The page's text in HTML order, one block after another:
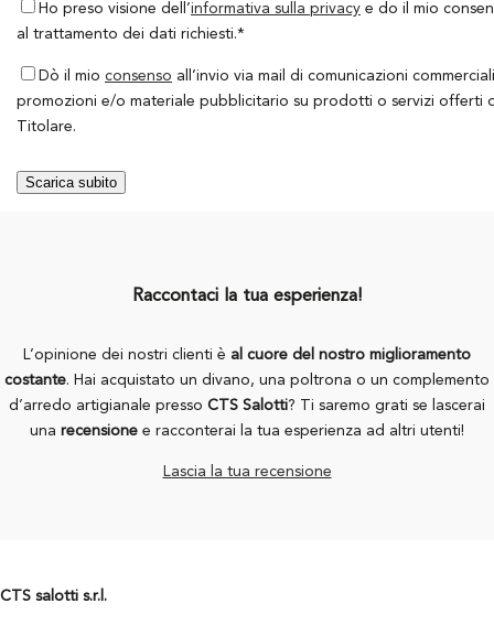
Ho preso visione dell’informativa sulla privacy e do il mio
al trattamento dei dati richiesti.*
Dò il mio consenso all’invio via mail di comunicazioni
promozioni e/o materiale pubblicitario su prodotti o servizi offerti
Titolare.
Raccontaci la tua esperienza!
L’opinione dei nostri clienti è al cuore del nostro miglioramento
costante. Hai acquistato un divano, una poltrona o un complemento
d’arredo artigianale presso CTS Salotti? Ti saremo grati se lascerai
una recensione e racconterai la tua esperienza ad altri utenti!
Lascia la tua recensione
CTS salotti s.r.l.